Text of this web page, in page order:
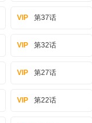
VIP 第37话
VIP 第32话
VIP 第27话
VIP 第22话